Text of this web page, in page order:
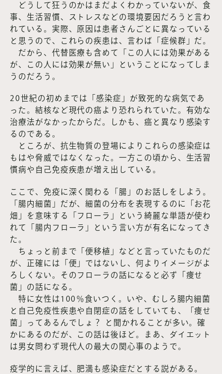
どうして狂うのかはまだよくわかっていないが、食
事、生活習慣、ストレスなどの環境要因だろうと言わ
れている。実際、原因は患者さんごとに異なっている
と思うので、これらの疾患は、言わば「症候群」だ。
だから、代替医療も含めて「この人には効果がある
が、この人には効果が無い」ということになってしま
うのだろう。
20世紀の初めまでは「感染症」が致死的な病気であ
った。結核など現代の癌より恐れられていた。有効な
治療法がなかったからだ。しかも、癌と異なり感染す
るのである。
ところが、抗生物質の登場によりこれらの感染症は
もはや脅威ではなくなった。一方この頃から、生活習
慣病や自己免疫疾患が増え出している。
ここで、免疫に深く関わる「腸」のお話しをしよう。
「腸内細菌」だが、細菌の分布を表現するのに「お花
畑」を意味する「フローラ」という綺麗な単語が使わ
れて「腸内フローラ」という言い方が有名になってき
た。
ちょっと前まで「便移植」などと言っていたものだ
が、正確には「便」ではないし、何よりイメージがよ
ろしくない。そのフローラの話になると必ず「痩せ
菌」の話になる。
特に女性は100％食いつく。いや、むしろ腸内細菌
と自己免疫性疾患や自閉症の話をしていても、「痩せ
菌」ってあるんでしょ？ と聞かれることが多い。確
かにあるのだが、この話は後ほど。まあ、ダイエット
は男女問わず現代人の最大の関心事のようで。
疫学的に言えば、肥満も感染症だとする説がある。